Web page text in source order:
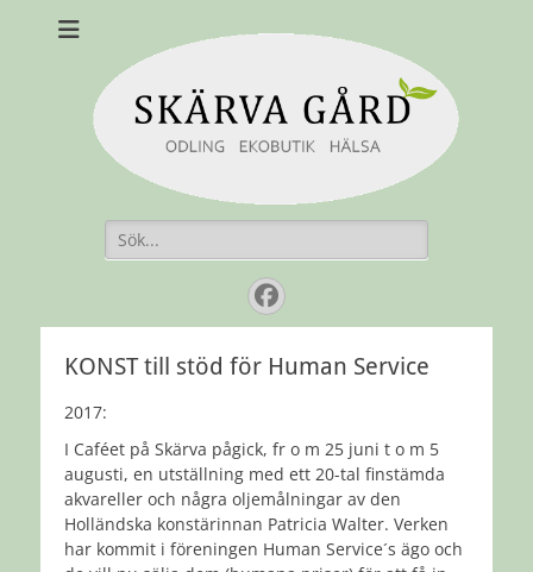
Skärvagård
Odling Ekobutik Hälsa
Sök
efter:
Facebook
KONST till stöd för Human Service
2017:
I Caféet på Skärva pågick, fr o m 25 juni t o m 5
augusti, en utställning med ett 20-tal finstämda
akvareller och några oljemålningar av den
Holländska konstärinnan Patricia Walter. Verken
har kommit i föreningen Human Service´s ägo och